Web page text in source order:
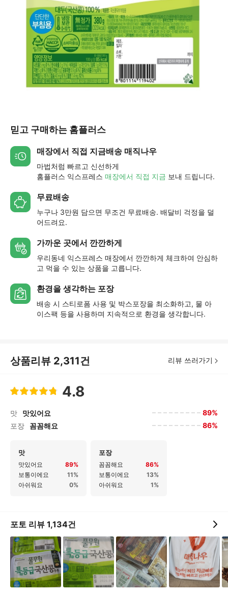
믿고 구매하는 홈플러스
매장에서 직접 지금배송 매직나우
마법처럼 빠르고 신선하게
홈플러스 익스프레스 매장에서 직접 지금 보내 드립니다.
무료배송
누구나 3만원 담으면 무조건 무료배송. 배달비 걱정을 덜
어드려요.
가까운 곳에서 깐깐하게
우리동네 익스프레스 매장에서 깐깐하게 체크하여 안심하
고 먹을 수 있는 상품을 고릅니다.
환경을 생각하는 포장
배송 시 스티로폼 사용 및 박스포장을 최소화하고, 물 아
이스팩 등을 사용하며 지속적으로 환경을 생각합니다.
상품리뷰 2,311건 리뷰 쓰러가기
4.8
맛 맛있어요
89%
포장
꼼꼼해요 86%
맛
맛있어요
89%
보통이에요
11%
아쉬워요
0%
포장
꼼꼼해요
86%
보통이에요
13%
아쉬워요
1%
포토 리뷰 1,134건